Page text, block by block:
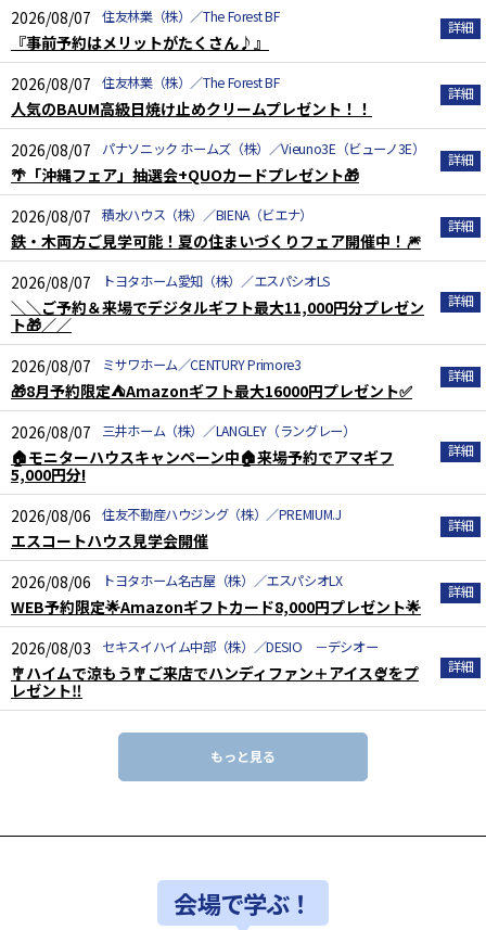
2026/08/07 住友林業（株）／The Forest BF
『事前予約はメリットがたくさん♪』
2026/08/07
住友林業（株）／The Forest BF
人気のBAUM高級日焼け止めクリームプレゼント！！
2026/08/07
パナソニック ホームズ（株）／Vieuno3E（ビューノ3E）
🌴「沖縄フェア」抽選会+QUOカードプレゼント🎁
2026/08/07
積水ハウス（株）／BIENA（ビエナ）
鉄・木両方ご見学可能！夏の住まいづくりフェア開催中！🎆
2026/08/07
トヨタホーム愛知（株）／エスパシオLS
＼＼ご予約＆来場でデジタルギフト最大11,000円分プレゼン
ト🎁／／
2026/08/07
ミサワホーム／CENTURY Primore3
🎁8月予約限定⛺Amazonギフト最大16000円プレゼント✅
2026/08/07
三井ホーム（株）／LANGLEY（ラングレー）
🏠モニターハウスキャンペーン中🏠来場予約でアマギフ
5,000円分!
2026/08/06
住友不動産ハウジング（株）／PREMIUM.J
エスコートハウス見学会開催
2026/08/06
トヨタホーム名古屋（株）／エスパシオLX
WEB予約限定🌟Amazonギフトカード8,000円プレゼント🌟
2026/08/03
セキスイハイム中部（株）／DESIO －デシオー
🎐ハイムで涼もう🎐ご来店でハンディファン＋アイス🍨をプ
レゼント‼
もっと見る
会場で学ぶ！